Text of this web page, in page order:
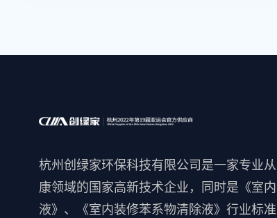
杭州创绿家环保科技有限公司是一家专业
康领域的国家高新技术企业，同时是《室
液》、《室内装修苯系物清除液》行业标准